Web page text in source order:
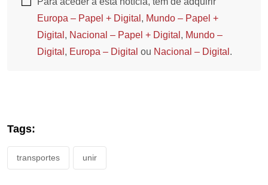
Europa – Papel + Digital , Mundo – Papel +
Digital , Nacional – Papel + Digital , Mundo –
Digital , Europa – Digital ou Nacional – Digital .
Tags:
transportes unir